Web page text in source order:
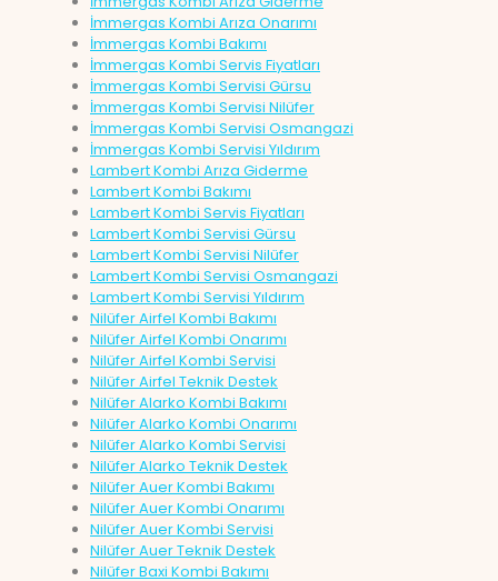
İmmergas Kombi Arıza Onarımı
İmmergas Kombi Bakımı
İmmergas Kombi Servis Fiyatları
İmmergas Kombi Servisi Gürsu
İmmergas Kombi Servisi Nilüfer
İmmergas Kombi Servisi Osmangazi
İmmergas Kombi Servisi Yıldırım
Lambert Kombi Arıza Giderme
Lambert Kombi Bakımı
Lambert Kombi Servis Fiyatları
Lambert Kombi Servisi Gürsu
Lambert Kombi Servisi Nilüfer
Lambert Kombi Servisi Osmangazi
Lambert Kombi Servisi Yıldırım
Nilüfer Airfel Kombi Bakımı
Nilüfer Airfel Kombi Onarımı
Nilüfer Airfel Kombi Servisi
Nilüfer Airfel Teknik Destek
Nilüfer Alarko Kombi Bakımı
Nilüfer Alarko Kombi Onarımı
Nilüfer Alarko Kombi Servisi
Nilüfer Alarko Teknik Destek
Nilüfer Auer Kombi Bakımı
Nilüfer Auer Kombi Onarımı
Nilüfer Auer Kombi Servisi
Nilüfer Auer Teknik Destek
Nilüfer Baxi Kombi Bakımı